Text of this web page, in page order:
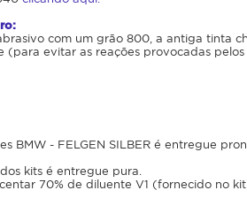
com um grão 800, a antiga tinta
(para evitar as reações provocadas
BMW - FELGEN SILBER é entregue
kits é entregue pura.
70% de diluente V1 (fornecido no